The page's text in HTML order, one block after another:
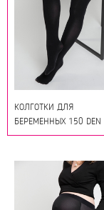
КОЛГОТКИ ДЛЯ
БЕРЕМЕННЫХ 150 DEN
18164 ЧЕРНЫЙ